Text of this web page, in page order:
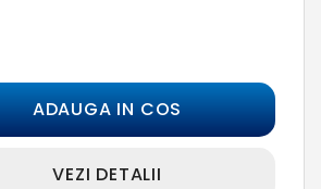
ADAUGA IN COS
VEZI DETALII